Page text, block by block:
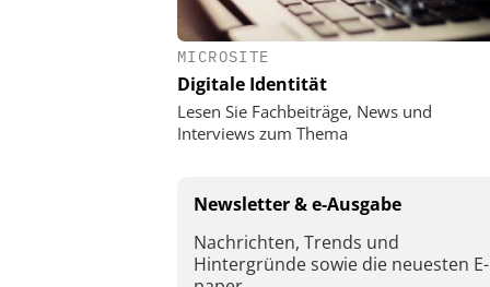
MICROSITE
Digitale Identität
Lesen Sie Fachbeiträge, News und
Interviews zum Thema
Newsletter & e-Ausgabe
Nachrichten, Trends und
Hintergründe sowie die neuesten E-